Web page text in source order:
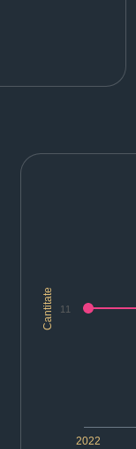
Cantitate
2022
11